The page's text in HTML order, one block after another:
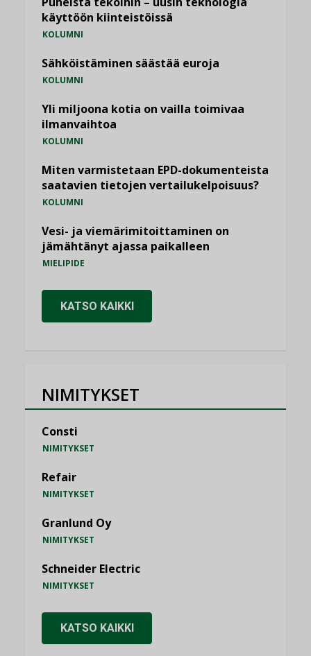
käyttöön kiinteistöissä
KOLUMNI
Sähköistäminen säästää euroja
KOLUMNI
Yli miljoona kotia on vailla toimivaa
ilmanvaihtoa
KOLUMNI
Miten varmistetaan EPD-dokumenteista
saatavien tietojen vertailukelpoisuus?
KOLUMNI
Vesi- ja viemärimitoittaminen on
jämähtänyt ajassa paikalleen
MIELIPIDE
KATSO KAIKKI
NIMITYKSET
Consti
NIMITYKSET
Refair
NIMITYKSET
Granlund Oy
NIMITYKSET
Schneider Electric
NIMITYKSET
KATSO KAIKKI